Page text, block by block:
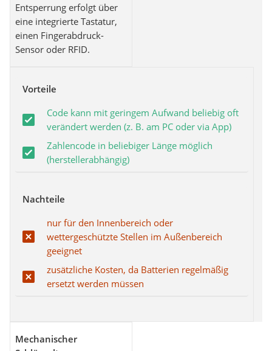
Entsperrung erfolgt über
eine integrierte Tastatur,
einen Fingerabdruck-
Sensor oder RFID.
Vorteile
Code kann mit geringem Aufwand beliebig oft
verändert werden (z. B. am PC oder via App)
Zahlencode in beliebiger Länge möglich
(herstellerabhängig)
Nachteile
nur für den Innenbereich oder
wettergeschützte Stellen im Außenbereich
geeignet
zusätzliche Kosten, da Batterien regelmäßig
ersetzt werden müssen
Mechanischer